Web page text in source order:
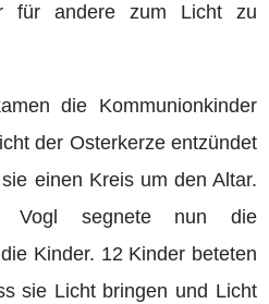
für andere zum Licht zu
die Kommunionkinder
der Osterkerze entzündet
einen Kreis um den Altar.
Vogl segnete nun die
Kinder. 12 Kinder beteten
sie Licht bringen und Licht